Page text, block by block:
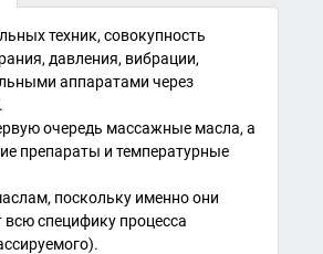
техник, совокупность
давления, вибрации,
аппаратами через
очередь массажные масла, а
препараты и температурные
поскольку именно они
специфику процесса